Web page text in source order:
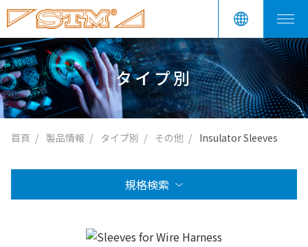
タイプ別
首頁 製品情報 タイプ別 その他 Insulator Sleeves
規格検索